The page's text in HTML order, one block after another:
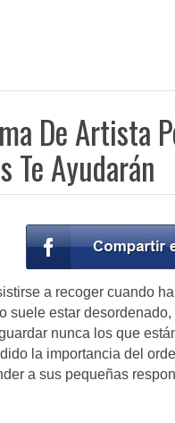
De Artista
Te Ayudarán
a recoger cuando
suele estar
nunca los que
la importancia del
a sus pequeñas